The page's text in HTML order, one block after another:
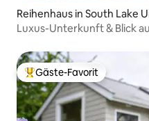
Reihenhaus in South Lake
Luxus-Unterkunft & Blick
Beliebter Gäste-Favorit.
Gäste-Favorit